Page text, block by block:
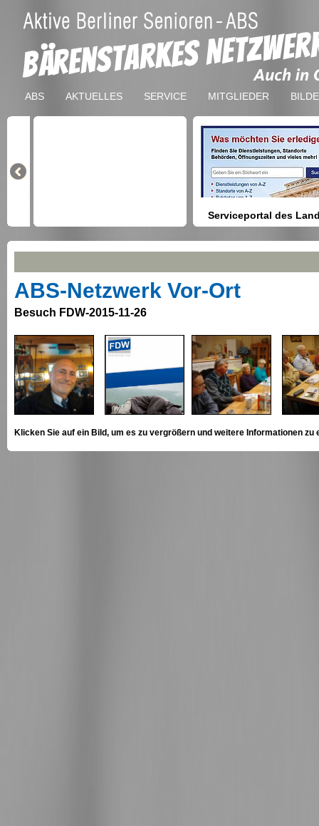
ABS AKTUELLES SERVICE MITGLIEDER
Serviceportal des
Berlin
Anmeldung bei Ämtern usw.
ABS-Netzwerk Vor-Ort
Besuch FDW-2015-11-26
Klicken Sie auf ein Bild, um es zu vergrößern und weitere Informationen zu